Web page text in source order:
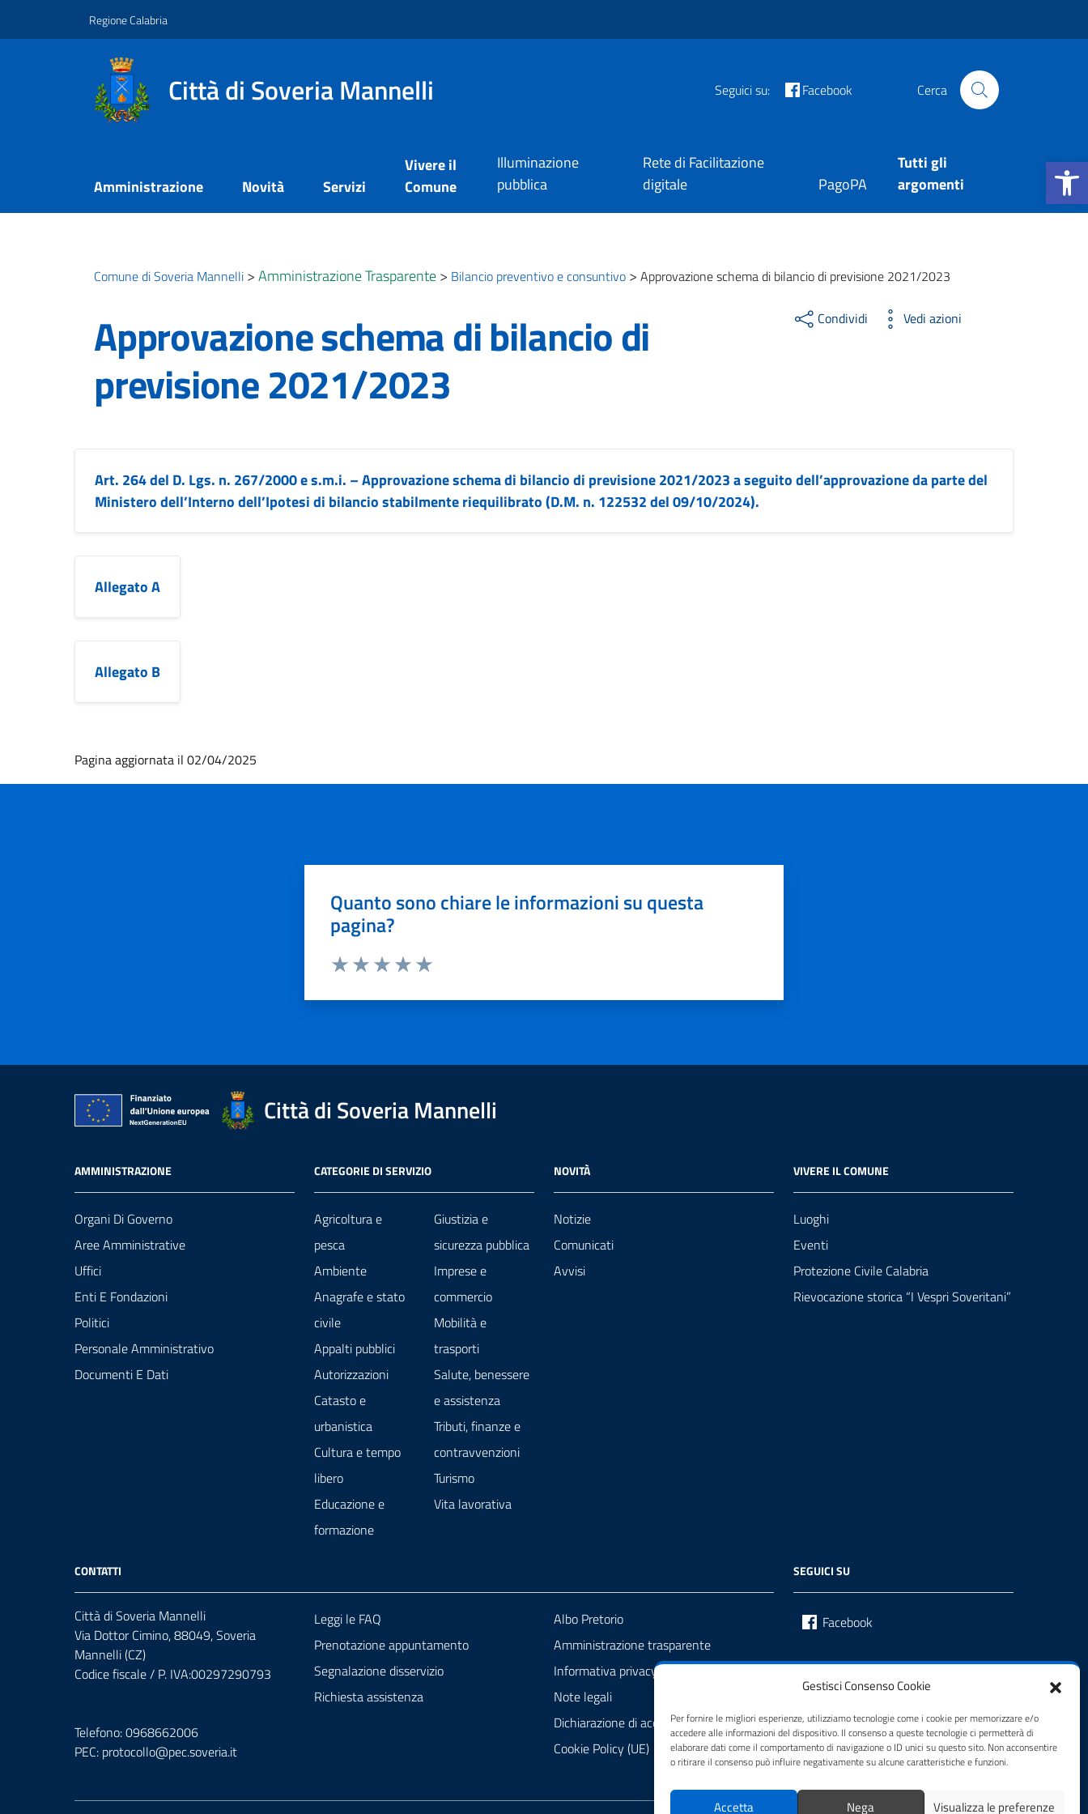
Apri la
Gestisci Consenso Cookie
Per fornire le migliori esperienze, utilizziamo tecnologie come i cookie per memorizzare e/o
accedere alle informazioni del dispositivo. Il consenso a queste tecnologie ci permetterà di
elaborare dati come il comportamento di navigazione o ID unici su questo sito. Non acconsentire
o ritirare il consenso può influire negativamente su alcune caratteristiche e funzioni.
Accetta Nega Visualizza le preferenze
Regione Calabria
Città di Soveria Mannelli Seguici su: Facebook Cerca
Amministrazione Novità Servizi
Vivere il
Comune
Illuminazione
pubblica
Rete di Facilitazione
digitale
PagoPA
Tutti gli
argomenti
Comune di Soveria Mannelli >Amministrazione Trasparente> Bilancio preventivo e consuntivo > Approvazione schema di bilancio di previsione 2021/2023
Approvazione schema di bilancio di
previsione 2021/2023
Condividi Vedi azioni
Art. 264 del D. Lgs. n. 267/2000 e s.m.i. – Approvazione schema di bilancio di previsione 2021/2023 a seguito dell’approvazione da parte del
Ministero dell’Interno dell’Ipotesi di bilancio stabilmente riequilibrato (D.M. n. 122532 del 09/10/2024).
Allegato A
Allegato B
Pagina aggiornata il 02/04/2025
Quanto sono chiare le informazioni su questa
pagina?
Città di Soveria Mannelli
AMMINISTRAZIONE
Organi Di Governo
Aree Amministrative
Uffici
Enti E Fondazioni
Politici
Personale Amministrativo
Documenti E Dati
CATEGORIE DI SERVIZIO
Agricoltura e
pesca
Ambiente
Anagrafe e stato
civile
Appalti pubblici
Autorizzazioni
Catasto e
urbanistica
Cultura e tempo
libero
Educazione e
formazione
Giustizia e
sicurezza pubblica
Imprese e
commercio
Mobilità e
trasporti
Salute, benessere
e assistenza
Tributi, finanze e
contravvenzioni
Turismo
Vita lavorativa
NOVITÀ
Notizie
Comunicati
Avvisi
VIVERE IL COMUNE
Luoghi
Eventi
Protezione Civile Calabria
Rievocazione storica “I Vespri Soveritani”
CONTATTI
Città di Soveria Mannelli
Via Dottor Cimino, 88049, Soveria
Mannelli (CZ)
Codice fiscale / P. IVA:00297290793
Telefono: 0968662006
PEC: protocollo@pec.soveria.it
Leggi le FAQ
Prenotazione appuntamento
Segnalazione disservizio
Richiesta assistenza
Albo Pretorio
Amministrazione trasparente
Informativa privacy
Note legali
Dichiarazione di accessibilità
Cookie Policy (UE)
SEGUICI SU
Facebook